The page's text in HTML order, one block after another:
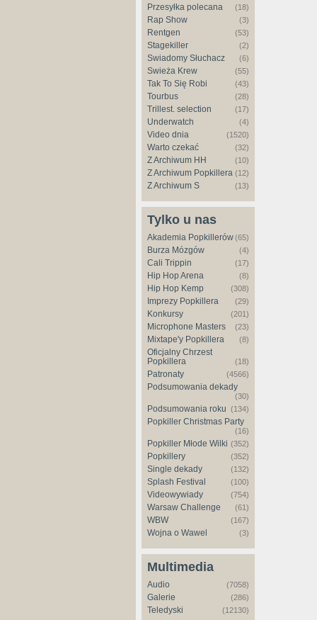
Przesyłka polecana (18)
Rap Show (3)
Rentgen (53)
Stagekiller (2)
Świadomy Słuchacz (6)
Świeża Krew (55)
Tak To Się Robi (43)
Tourbus (28)
Trillest. selection (17)
Underwatch (4)
Video dnia (1520)
Warto czekać (32)
Z Archiwum HH (10)
Z Archiwum Popkillera (12)
Z Archiwum S (13)
Tylko u nas
Akademia Popkillerów(65)
Burza Mózgów (4)
Cali Trippin (17)
Hip Hop Arena (8)
Hip Hop Kemp (308)
Imprezy Popkillera (29)
Konkursy (201)
Microphone Masters (23)
Mixtape'y Popkillera (8)
Oficjalny Chrzest
Popkillera
(18)
Patronaty (4566)
Podsumowania dekady
(30)
Podsumowania roku (134)
Popkiller Christmas Party
(16)
Popkiller Młode Wilki (352)
Popkillery (352)
Single dekady (132)
Splash Festival (100)
Videowywiady (754)
Warsaw Challenge (61)
WBW (167)
Wojna o Wawel (3)
Multimedia
Audio (7058)
Galerie (286)
Teledyski (12130)